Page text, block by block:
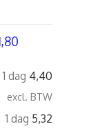
1 dag 4,40
excl. BTW
1 dag 5,32